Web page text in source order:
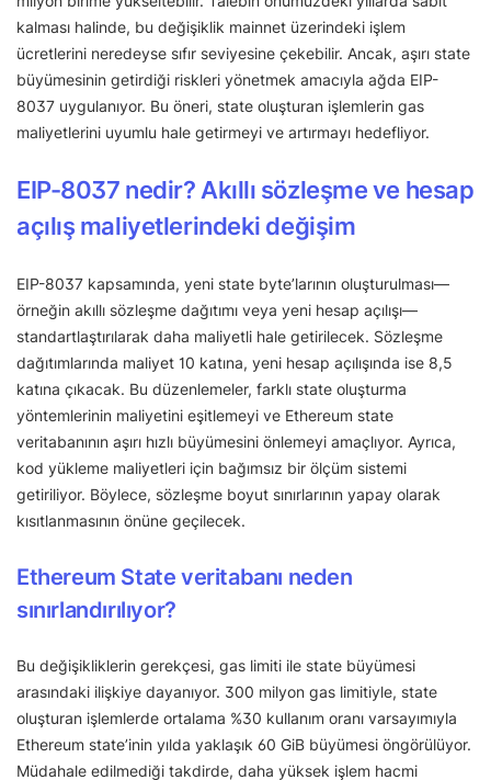
kalması halinde, bu değişiklik mainnet üzerindeki işlem
ücretlerini neredeyse sıfır seviyesine çekebilir. Ancak, aşırı state
büyümesinin getirdiği riskleri yönetmek amacıyla ağda EIP-
8037 uygulanıyor. Bu öneri, state oluşturan işlemlerin gas
maliyetlerini uyumlu hale getirmeyi ve artırmayı hedefliyor.
EIP-8037 nedir? Akıllı sözleşme ve hesap
açılış maliyetlerindeki değişim
EIP-8037 kapsamında, yeni state byte’larının oluşturulması—
örneğin akıllı sözleşme dağıtımı veya yeni hesap açılışı—
standartlaştırılarak daha maliyetli hale getirilecek. Sözleşme
dağıtımlarında maliyet 10 katına, yeni hesap açılışında ise 8,5
katına çıkacak. Bu düzenlemeler, farklı state oluşturma
yöntemlerinin maliyetini eşitlemeyi ve Ethereum state
veritabanının aşırı hızlı büyümesini önlemeyi amaçlıyor. Ayrıca,
kod yükleme maliyetleri için bağımsız bir ölçüm sistemi
getiriliyor. Böylece, sözleşme boyut sınırlarının yapay olarak
kısıtlanmasının önüne geçilecek.
Ethereum State veritabanı neden
sınırlandırılıyor?
Bu değişikliklerin gerekçesi, gas limiti ile state büyümesi
arasındaki ilişkiye dayanıyor. 300 milyon gas limitiyle, state
oluşturan işlemlerde ortalama %30 kullanım oranı varsayımıyla
Ethereum state’inin yılda yaklaşık 60 GiB büyümesi öngörülüyor.
Müdahale edilmediği takdirde, daha yüksek işlem hacmi